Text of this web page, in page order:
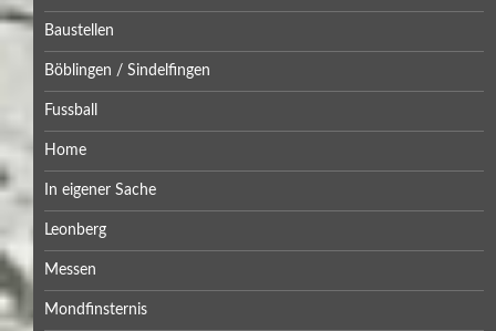
Baustellen
Böblingen / Sindelfingen
Fussball
Home
In eigener Sache
Leonberg
Messen
Mondfinsternis